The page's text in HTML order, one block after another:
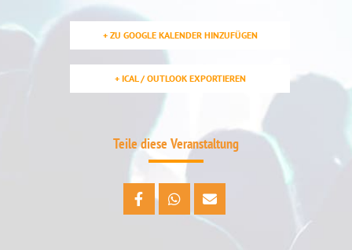
+ ZU GOOGLE KALENDER HINZUFÜGEN
+ ICAL / OUTLOOK EXPORTIEREN
Teile diese Veranstaltung